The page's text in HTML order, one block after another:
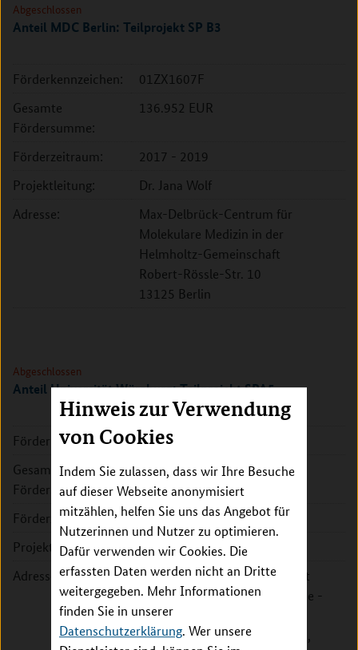
Hinweis zur Verwendung
von Cookies
Indem Sie zulassen, dass wir Ihre Besuche
auf dieser Webseite anonymisiert
mitzählen, helfen Sie uns das Angebot für
Nutzerinnen und Nutzer zu optimieren.
Dafür verwenden wir Cookies. Die
erfassten Daten werden nicht an Dritte
weitergegeben. Mehr Informationen
finden Sie in unserer
Datenschutzerklärung. Wer unsere
Abgeschlossen
Anteil MDC Berlin: Teilprojekt SP B3
Förderkennzeichen:
01ZX1607F
Gesamte
Fördersumme:
136.952 EUR
Förderzeitraum:
2017 - 2019
Projektleitung:
Dr. Jana Wolf
Adresse:
Max-Delbrück-Centrum für
Molekulare Medizin in der
Helmholtz-Gemeinschaft
Robert-Rössle-Str. 10
13125 Berlin
Abgeschlossen
Anteil Universität Würzburg; Teilprojekt SPA5
Förderkennzeichen:
01ZX1607G
Gesamte
Fördersumme:
215.593 EUR
Förderzeitraum:
2017 - 2020
Projektleitung:
Prof. Dr. Martin Eilers
Adresse:
Julius-Maximilians-Universität
Würzburg, Fakultät für Biologie -
Biozentrum, Theodor-Boveri-
Institut für Biowissenschaften,